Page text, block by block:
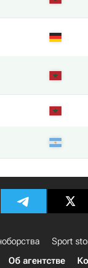
Sport
Об агентстве